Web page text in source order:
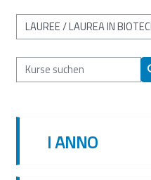
Kursbereiche
Kurse suchen
I ANNO